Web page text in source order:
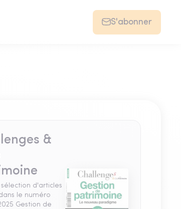
S'abonner
&
sélection d'articles
le numéro
Gestion de